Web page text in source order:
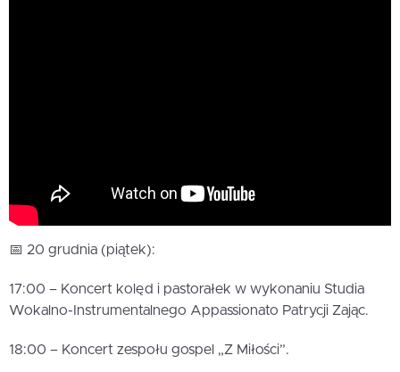
📅 20 grudnia (piątek):
17:00 – Koncert kolęd i pastorałek w wykonaniu Studia
Wokalno-Instrumentalnego Appassionato Patrycji Zając.
18:00 – Koncert zespołu gospel „Z Miłości”.